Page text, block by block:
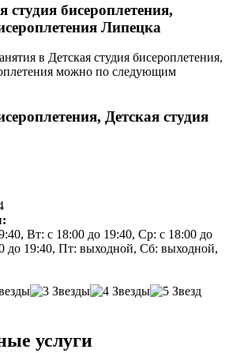
студия бисероплетения,
Липецка
в Детская студия бисероплетения,
можно по следующим
Детская студия
Вт: с 18:00 до 19:40, Ср: с 18:00 до
до 19:40, Пт: выходной, Сб: выходной,
услуги